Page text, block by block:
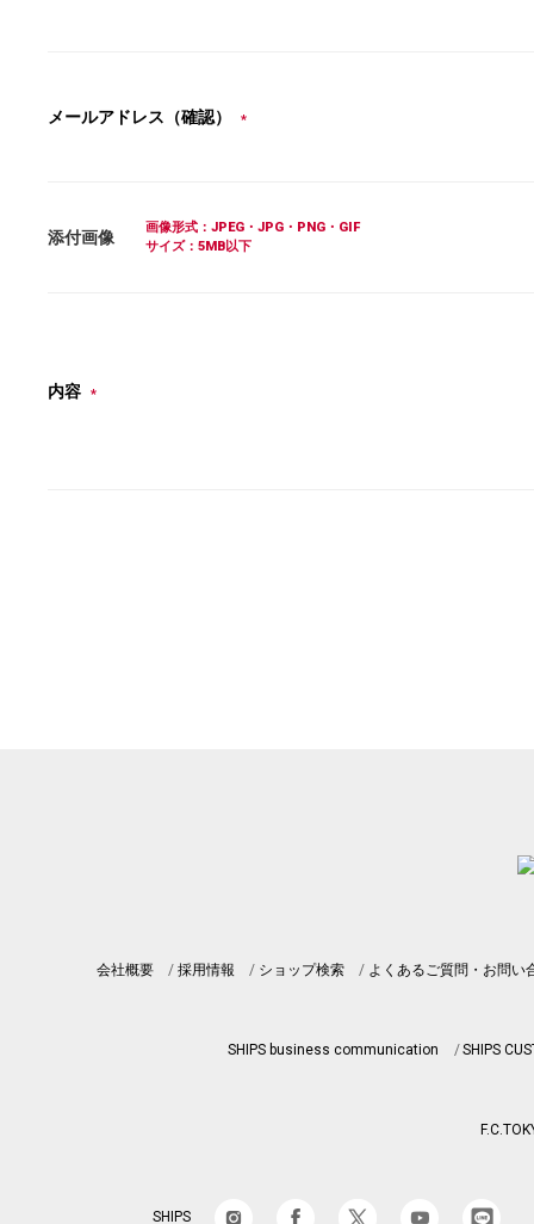
メールアドレス（確認） *
添付画像
画像形式：JPEG・JPG・PNG・GIF
サイズ：5MB以下
内容 *
会社概要 採用情報 ショップ検索 よくあるご質問・お問い
SHIPS business communication SHIPS
SHIPS